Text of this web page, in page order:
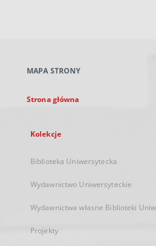
karcie
MAPA STRONY
Strona główna
Kolekcje
Biblioteka Uniwersytecka
Wydawnictwo Uniwersyteckie
Wydawnictwa własne Biblioteki
Projekty